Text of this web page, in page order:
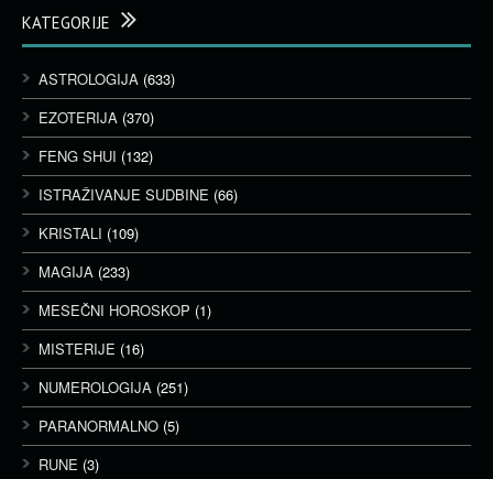
KATEGORIJE
ASTROLOGIJA (633)
EZOTERIJA (370)
FENG SHUI (132)
ISTRAŽIVANJE SUDBINE (66)
KRISTALI (109)
MAGIJA (233)
MESEČNI HOROSKOP (1)
MISTERIJE (16)
NUMEROLOGIJA (251)
PARANORMALNO (5)
RUNE (3)